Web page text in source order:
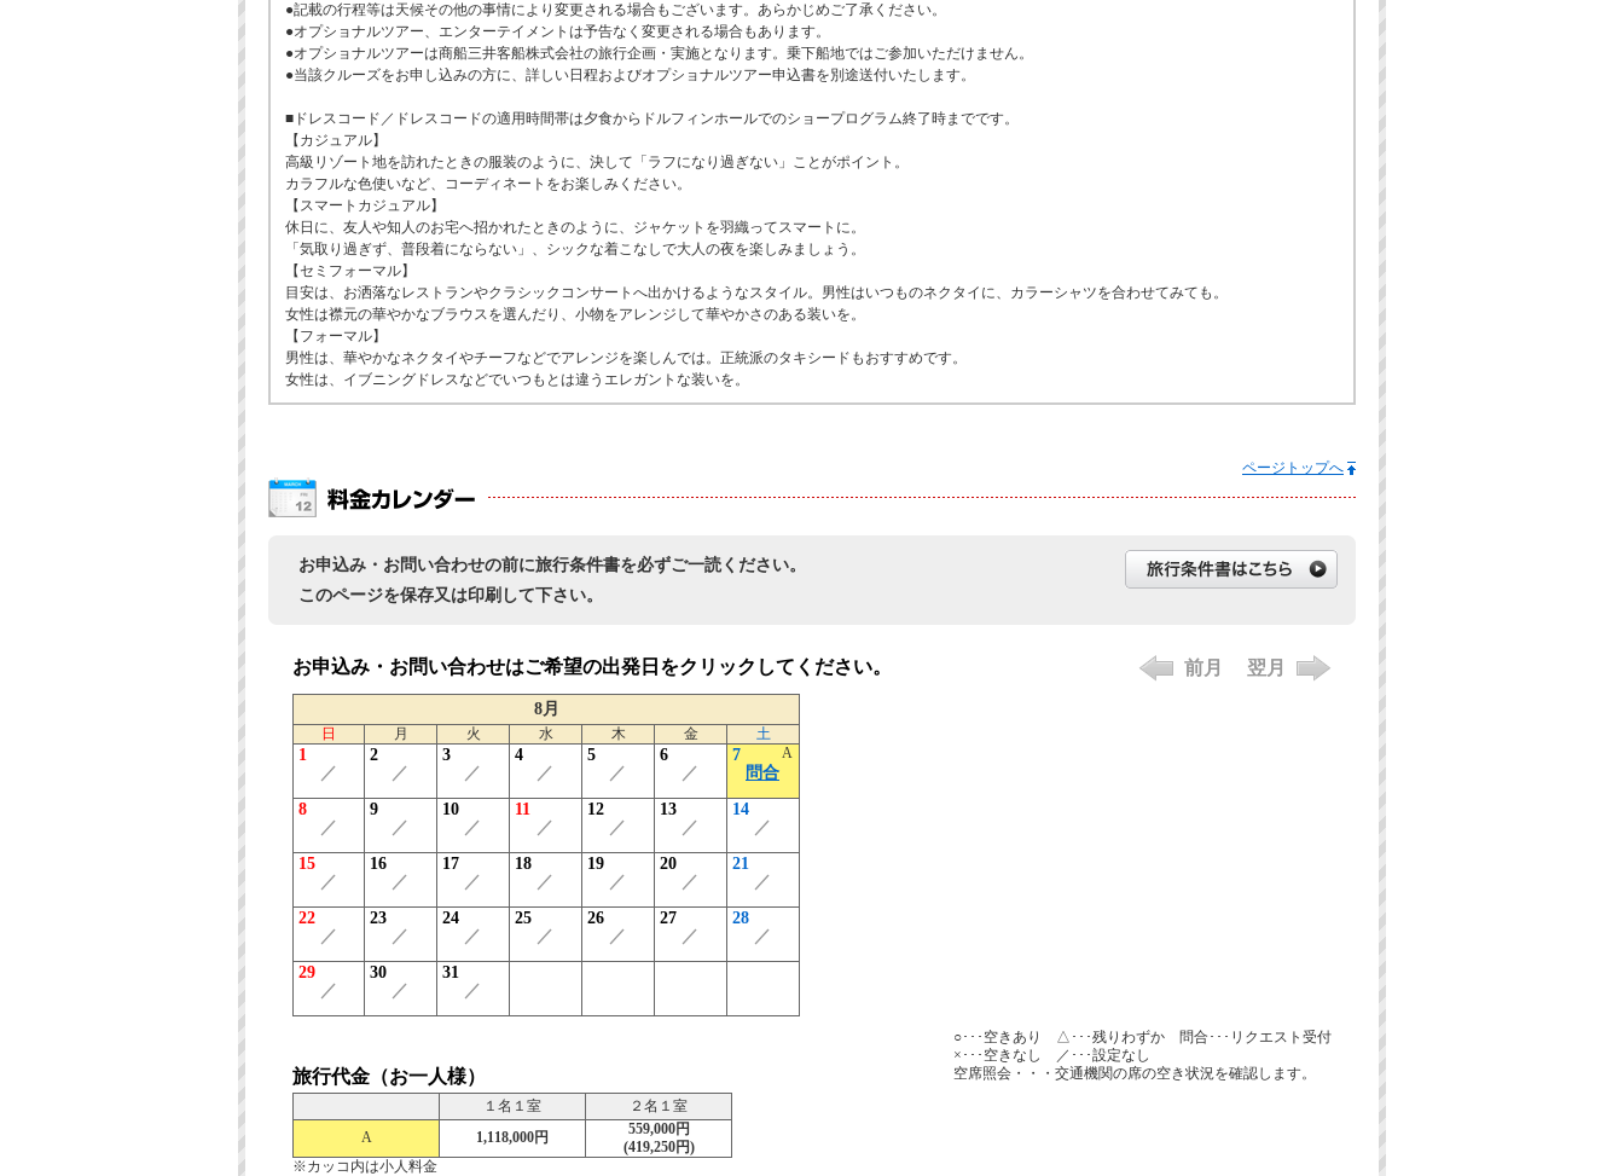
●記載の行程等は天候その他の事情により変更される場合もございます。あらかじめご了承ください。
●オプショナルツアー、エンターテイメントは予告なく変更される場合もあります。
●オプショナルツアーは商船三井客船株式会社の旅行企画・実施となります。乗下船地ではご参加いただけません。
●当該クルーズをお申し込みの方に、詳しい日程およびオプショナルツアー申込書を別途送付いたします。
■ドレスコード／ドレスコードの適用時間帯は夕食からドルフィンホールでのショープログラム終了時までです。
【カジュアル】
高級リゾート地を訪れたときの服装のように、決して「ラフになり過ぎない」ことがポイント。
カラフルな色使いなど、コーディネートをお楽しみください。
【スマートカジュアル】
休日に、友人や知人のお宅へ招かれたときのように、ジャケットを羽織ってスマートに。
「気取り過ぎず、普段着にならない」、シックな着こなしで大人の夜を楽しみましょう。
【セミフォーマル】
目安は、お洒落なレストランやクラシックコンサートへ出かけるようなスタイル。男性はいつものネクタイに、カラーシャツを合わせてみても。
女性は襟元の華やかなブラウスを選んだり、小物をアレンジして華やかさのある装いを。
【フォーマル】
男性は、華やかなネクタイやチーフなどでアレンジを楽しんでは。正統派のタキシードもおすすめです。
女性は、イブニングドレスなどでいつもとは違うエレガントな装いを。
ページトップへ
お申込み・お問い合わせの前に旅行条件書を必ずご一読ください。
このページを保存又は印刷して下さい。
お申込み・お問い合わせはご希望の出発日をクリックしてください。 前月 翌月
8月
日 月 火 水 木 金 土
1
／
2
／
3
／
4
／
5
／
6
／
7 A
問合
8
／
9
／
10
／
11
／
12
／
13
／
14
／
15
／
16
／
17
／
18
／
19
／
20
／
21
／
22
／
23
／
24
／
25
／
26
／
27
／
28
／
29
／
30
／
31
／
○･･･空きあり △･･･残りわずか 問合･･･リクエスト受付
×･･･空きなし ／･･･設定なし
空席照会・・・交通機関の席の空き状況を確認します。
旅行代金（お一人様）
１名１室
２名１室
A
1,118,000円
559,000円
(419,250円)
※カッコ内は小人料金